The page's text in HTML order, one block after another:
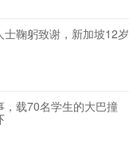
鞠躬致谢，新加坡12岁
载70名学生的大巴撞